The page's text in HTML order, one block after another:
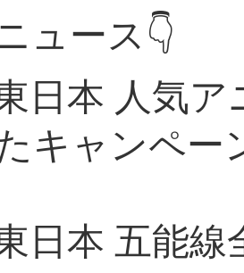
ュース👇
日本 人気
キャンペー
日本 五能